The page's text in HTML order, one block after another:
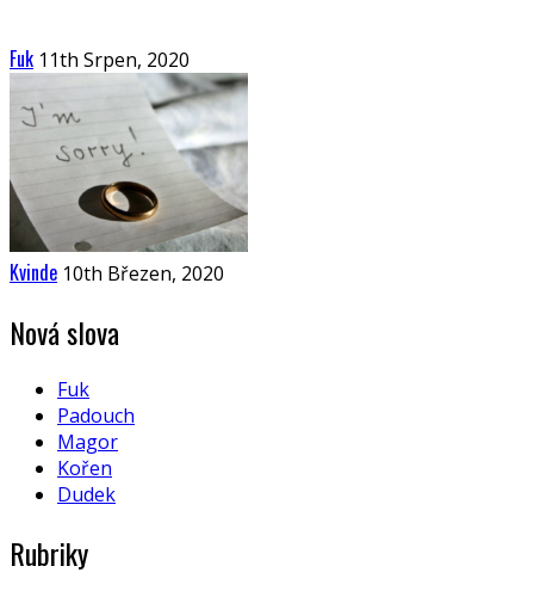
Fuk 11th Srpen, 2020
Kvinde 10th Březen, 2020
Nová slova
Fuk
Padouch
Magor
Kořen
Dudek
Rubriky